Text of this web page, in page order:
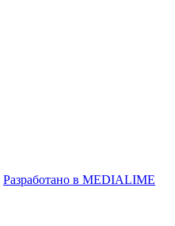
Разработано в MEDIALIME